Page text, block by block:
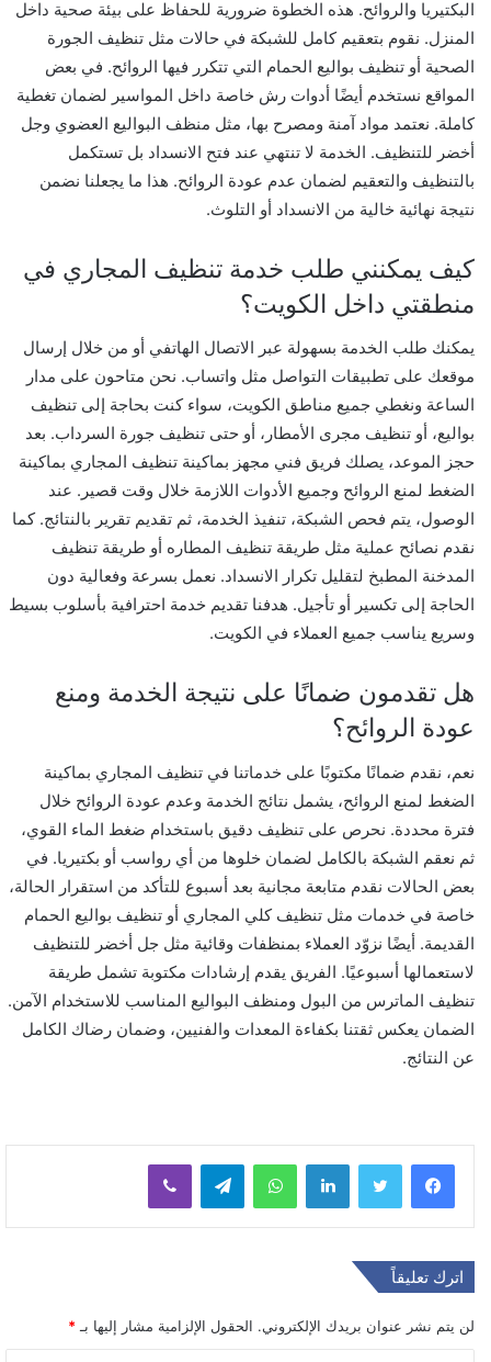
البكتيريا والروائح. هذه الخطوة ضرورية للحفاظ على بيئة صحية داخل
المنزل. نقوم بتعقيم كامل للشبكة في حالات مثل تنظيف الجورة
الصحية أو تنظيف بواليع الحمام التي تتكرر فيها الروائح. في بعض
المواقع نستخدم أيضًا أدوات رش خاصة داخل المواسير لضمان تغطية
كاملة. نعتمد مواد آمنة ومصرح بها، مثل منظف البواليع العضوي وجل
أخضر للتنظيف. الخدمة لا تنتهي عند فتح الانسداد بل تستكمل
بالتنظيف والتعقيم لضمان عدم عودة الروائح. هذا ما يجعلنا نضمن
نتيجة نهائية خالية من الانسداد أو التلوث.
كيف يمكنني طلب خدمة تنظيف المجاري في
منطقتي داخل الكويت؟
يمكنك طلب الخدمة بسهولة عبر الاتصال الهاتفي أو من خلال إرسال
موقعك على تطبيقات التواصل مثل واتساب. نحن متاحون على مدار
الساعة ونغطي جميع مناطق الكويت، سواء كنت بحاجة إلى تنظيف
بواليع، أو تنظيف مجرى الأمطار، أو حتى تنظيف جورة السرداب. بعد
حجز الموعد، يصلك فريق فني مجهز بماكينة تنظيف المجاري بماكينة
الضغط لمنع الروائح وجميع الأدوات اللازمة خلال وقت قصير. عند
الوصول، يتم فحص الشبكة، تنفيذ الخدمة، ثم تقديم تقرير بالنتائج. كما
نقدم نصائح عملية مثل طريقة تنظيف المطاره أو طريقة تنظيف
المدخنة المطبخ لتقليل تكرار الانسداد. نعمل بسرعة وفعالية دون
الحاجة إلى تكسير أو تأجيل. هدفنا تقديم خدمة احترافية بأسلوب بسيط
وسريع يناسب جميع العملاء في الكويت.
هل تقدمون ضمانًا على نتيجة الخدمة ومنع
عودة الروائح؟
نعم، نقدم ضمانًا مكتوبًا على خدماتنا في تنظيف المجاري بماكينة
الضغط لمنع الروائح، يشمل نتائج الخدمة وعدم عودة الروائح خلال
فترة محددة. نحرص على تنظيف دقيق باستخدام ضغط الماء القوي،
ثم نعقم الشبكة بالكامل لضمان خلوها من أي رواسب أو بكتيريا. في
بعض الحالات نقدم متابعة مجانية بعد أسبوع للتأكد من استقرار الحالة،
خاصة في خدمات مثل تنظيف كلي المجاري أو تنظيف بواليع الحمام
القديمة. أيضًا نزوّد العملاء بمنظفات وقائية مثل جل أخضر للتنظيف
لاستعمالها أسبوعيًا. الفريق يقدم إرشادات مكتوبة تشمل طريقة
تنظيف الماترس من البول ومنظف البواليع المناسب للاستخدام الآمن.
الضمان يعكس ثقتنا بكفاءة المعدات والفنيين، وضمان رضاك الكامل
عن النتائج.
لينكدإن واتساب
اترك تعليقاً
لن يتم نشر عنوان بريدك الإلكتروني. الحقول الإلزامية مشار إليها بـ *